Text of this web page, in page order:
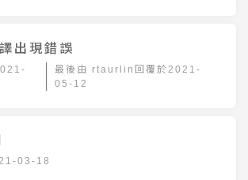
出現錯誤
最後由 rtaurlin 回覆於 2021-
05-12
03-18